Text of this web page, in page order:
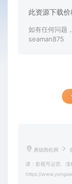
此资源下载价
如有任何问题
seaman875
勇锶商机网
课：影视号运营、
https://